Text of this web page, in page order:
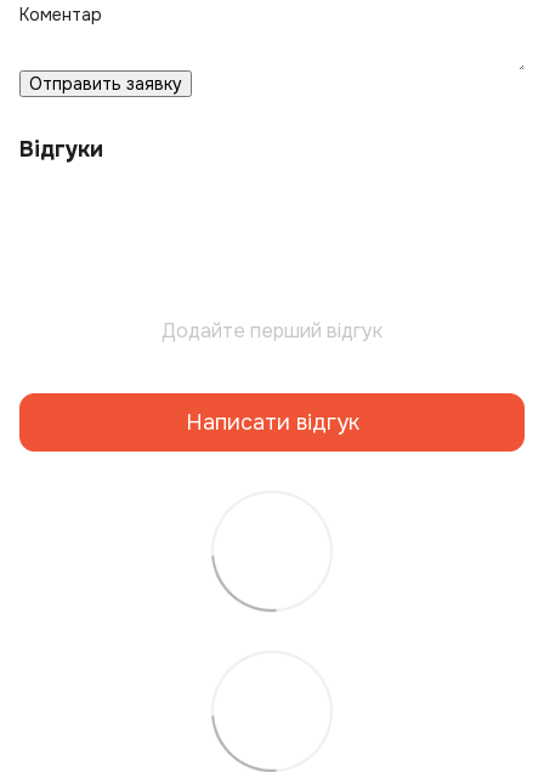
Коментар
Отправить заявку
Відгуки
Додайте перший відгук
Написати відгук